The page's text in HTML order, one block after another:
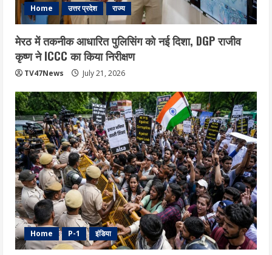
Home उत्तर प्रदेश राज्य
मेरठ में तकनीक आधारित पुलिसिंग को नई दिशा, DGP राजीव
कृष्ण ने ICCC का किया निरीक्षण
TV47News July 21, 2026
Home P-1 इंडिया